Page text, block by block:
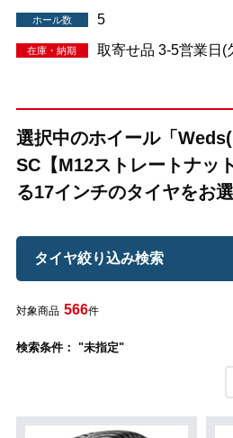
ホール数 5
在庫・納期 取寄せ品 3-5営業日(
選択中のホイール「
SC【M12ストレートナッ
る17インチのタイヤをお
タイヤ絞り込み検索
対象商品 566件
検索条件： "未指定"